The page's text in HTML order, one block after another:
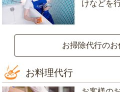
けなどを
お掃除代行のお
お料理代行